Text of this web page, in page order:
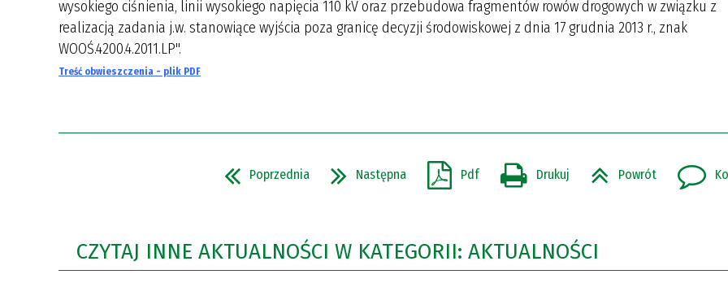
wysokiego ciśnienia, linii wysokiego napięcia 110 kV oraz przebudowa fragmentów rowów drogowych w związku z
realizacją zadania j.w. stanowiące wyjścia poza granicę decyzji środowiskowej z dnia 17 grudnia 2013 r., znak
WOOŚ.4200.4.2011.LP".
Treść obwieszczenia - plik PDF
Poprzednia Następna Pdf Drukuj Powrót
CZYTAJ INNE AKTUALNOŚCI W KATEGORII: AKTUALNOŚCI